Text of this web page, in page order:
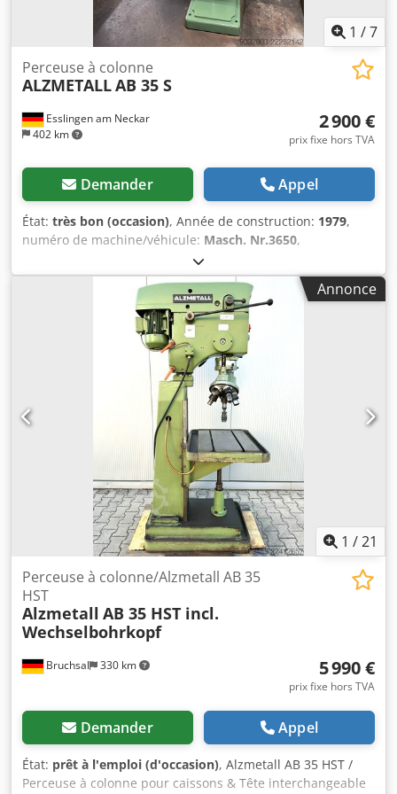
1 /7
Esslingen am Neckar
402 km
Perceuse à colonne
ALZMETALLAB 35 S
2 900 €
prix fixe hors TVA
Demander Appel
État: très bon (occasion), Année de construction: 1979,
numéro de machine/véhicule: Masch. Nr.3650,
entièrement fonctionnel
kW (2,99 ch), tension d'entrée:380 V, type de courant
, diamètre de l'outil:32 mm
, fixation de
, type d'actionnement:électrique
, profondeur de col de cygne:
, Équipement:Marquage CE,
documentation / manuel, vitesse de rotation à variation
, Perceuse à colonne ALZMETALL en bon état
Modèle AB 35 S, n° de série 3650 Mandrin à cône MK4
Portée de 300 mm Course du mandrin de 160 mm
Csdpozicxrefx Agdsrf Vitesse de broche de 55 à 1500
tr/min, réglable en continu Vitesse de broche réglable sur
2 niveaux de rapport de boîte de vitesses Capacité de
perçage : 32 mm dans l’acier, 45 mm dans la fonte grise
Encombrement au sol : 1,3 m x 0,9 m Hauteur : 1,87 m
Poids : 430 kg À récupérer sur place et paiement en
espèces uniquement.
Annonce
1 /21
Bruchsal 330 km
Perceuse à colonne/Alzmetall AB 35
HST
Alzmetall AB 35 HST incl.
Wechselbohrkopf
5 990 €
prix fixe hors TVA
Demander Appel
État: prêt à l'emploi (d'occasion), Alzmetall AB 35 HST /
Perceuse à colonne pour caissons & Tête interchangeable